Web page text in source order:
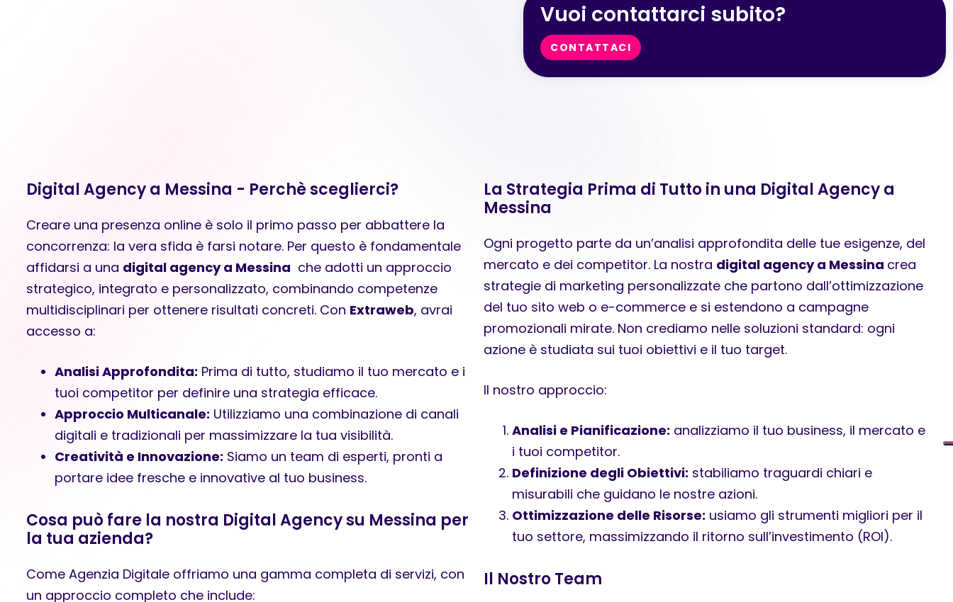
Vuoi contattarci subito?
CONTATTACI
Digital Agency a Messina - Perchè sceglierci?
Creare una presenza online è solo il primo passo per abbattere la
concorrenza: la vera sfida è farsi notare. Per questo è fondamentale
affidarsi a una digital agency a Messina che adotti un approccio
strategico, integrato e personalizzato, combinando competenze
multidisciplinari per ottenere risultati concreti. Con Extraweb, avrai
accesso a:
Analisi Approfondita: Prima di tutto, studiamo il tuo mercato e i
tuoi competitor per definire una strategia efficace.
Approccio Multicanale: Utilizziamo una combinazione di canali
digitali e tradizionali per massimizzare la tua visibilità.
Creatività e Innovazione: Siamo un team di esperti, pronti a
portare idee fresche e innovative al tuo business.
Cosa può fare la nostra Digital Agency su Messina per
la tua azienda?
Come Agenzia Digitaleoffriamo una gamma completa di servizi, con
un approccio completo che include:
La Strategia Prima di Tutto in una Digital Agency a
Messina
Ogni progetto parte da un’analisi approfondita delle tue esigenze, del
mercato e dei competitor. La nostra digital agency a Messina crea
strategie di marketing personalizzate che partono dall’ottimizzazione
del tuo sito web o e-commerce e si estendono a campagne
promozionali mirate. Non crediamo nelle soluzioni standard: ogni
azione è studiata sui tuoi obiettivi e il tuo target.
Il nostro approccio:
Analisi e Pianificazione: analizziamo il tuo business, il mercato e
i tuoi competitor.
Definizione degli Obiettivi: stabiliamo traguardi chiari e
misurabili che guidano le nostre azioni.
Ottimizzazione delle Risorse: usiamo gli strumenti migliori per il
tuo settore, massimizzando il ritorno sull’investimento (ROI).
Il Nostro Team